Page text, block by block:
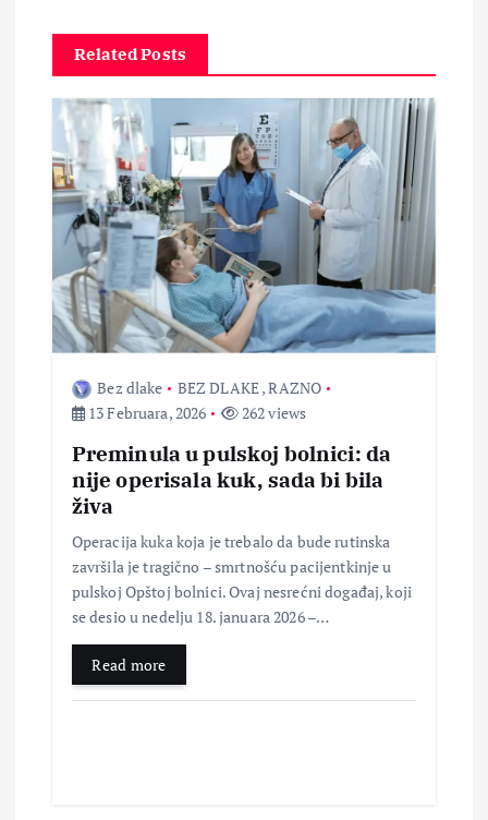
a
c
č
Related Posts
Bez dlake BEZ DLAKE,RAZNO
13 Februara, 2026
262 views
Preminula u pulskoj bolnici: da
nije operisala kuk, sada bi bila
živa
Operacija kuka koja je trebalo da bude rutinska
završila je tragično – smrtnošću pacijentkinje u
pulskoj Opštoj bolnici. Ovaj nesrećni događaj, koji
se desio u nedelju 18. januara 2026 –…
Read more